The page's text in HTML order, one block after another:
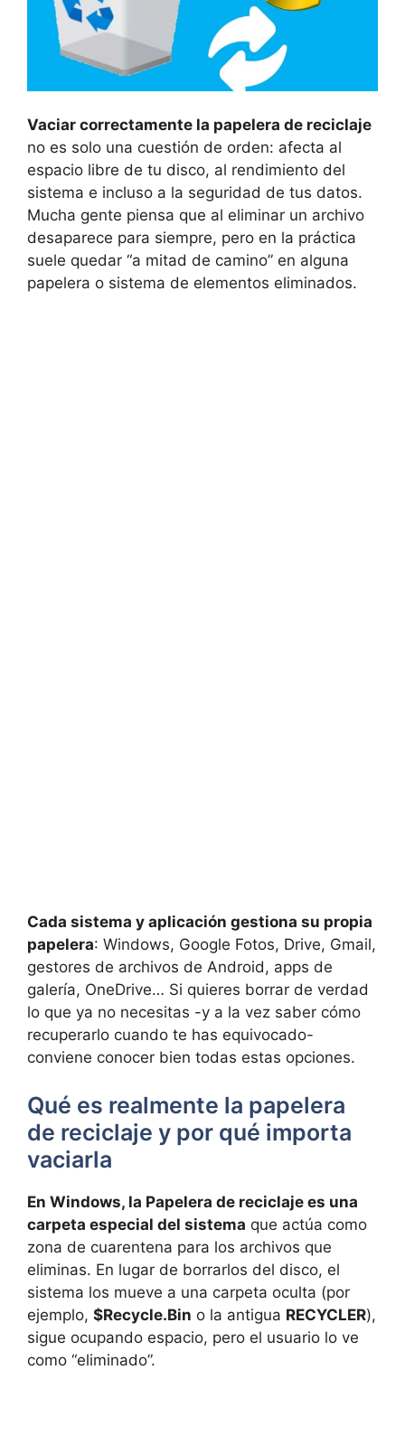
Vaciar correctamente la papelera de reciclaje
no es solo una cuestión de orden: afecta al
espacio libre de tu disco, al rendimiento del
sistema e incluso a la seguridad de tus datos.
Mucha gente piensa que al eliminar un archivo
desaparece para siempre, pero en la práctica
suele quedar “a mitad de camino” en alguna
papelera o sistema de elementos eliminados.
Cada sistema y aplicación gestiona su propia
papelera: Windows, Google Fotos, Drive, Gmail,
gestores de archivos de Android, apps de
galería, OneDrive… Si quieres borrar de verdad
lo que ya no necesitas -y a la vez saber cómo
recuperarlo cuando te has equivocado-
conviene conocer bien todas estas opciones.
Qué es realmente la papelera
de reciclaje y por qué importa
vaciarla
En Windows, la Papelera de reciclaje es una
carpeta especial del sistema que actúa como
zona de cuarentena para los archivos que
eliminas. En lugar de borrarlos del disco, el
sistema los mueve a una carpeta oculta (por
ejemplo, $Recycle.Bin o la antigua RECYCLER),
sigue ocupando espacio, pero el usuario lo ve
como “eliminado”.